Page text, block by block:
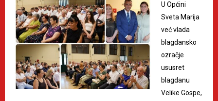
U Općini
Sveta Marija
već vlada
blagdansko
ozračje
ususret
blagdanu
Velike Gospe,